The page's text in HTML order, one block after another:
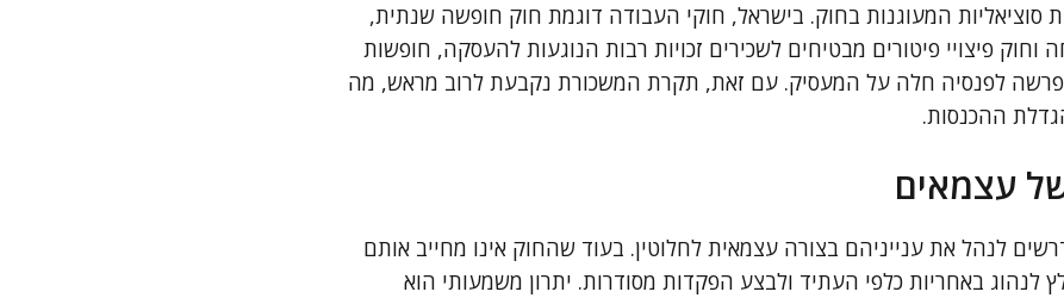
סוציאליות המעוגנות בחוק. בישראל, חוקי העבודה דוגמת חוק חופשה שנתית,
וחוק פיצויי פיטורים מבטיחים לשכירים זכויות רבות הנוגעות להעסקה, חופשות
לפנסיה חלה על המעסיק. עם זאת, תקרת המשכורת נקבעת לרוב מראש, מה
ההכנסות.
של עצמאים
לנהל את ענייניהם בצורה עצמאית לחלוטין. בעוד שהחוק אינו מחייב אותם
לנהוג באחריות כלפי העתיד ולבצע הפקדות מסודרות. יתרון משמעותי הוא